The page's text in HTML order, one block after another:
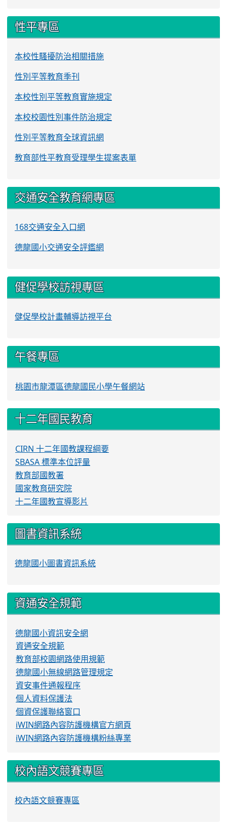
性平專區
本校性騷擾防治相關措施
性別平等教育季刊
本校性別平等教育實施規定
本校校園性別事件防治規定
性別平等教育全球資訊網
教育部性平教育受理學生提案表單
交通安全教育網專區
168交通安全入口網
德龍國小交通安全評鑑網
健促學校訪視專區
健促學校計畫輔導訪視平台
午餐專區
桃園市龍潭區德龍國民小學午餐網站
十二年國民教育
CIRN 十二年國教課程綱要
SBASA 標準本位評量
教育部國教署
國家教育研究院
十二年國教宣導影片
圖書資訊系統
德龍國小圖書資訊系統
資通安全規範
德龍國小資訊安全網
資通安全規範
教育部校園網路使用規範
德龍國小無線網路管理規定
資安事件通報程序
個人資料保護法
個資保護聯絡窗口
iWIN網路內容防護機構官方網頁
iWIN網路內容防護機構粉絲專業
校內語文競賽專區
校內語文競賽專區